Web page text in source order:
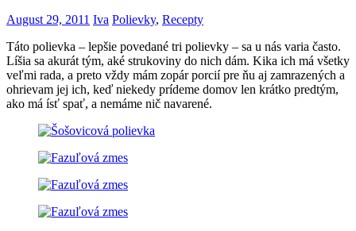
August 29, 2011 Iva Polievky, Recepty
Táto polievka – lepšie povedané tri polievky – sa u nás varia často.
Líšia sa akurát tým, aké strukoviny do nich dám. Kika ich má všetky
veľmi rada, a preto vždy mám zopár porcií pre ňu aj zamrazených a
ohrievam jej ich, keď niekedy prídeme domov len krátko predtým,
ako má ísť spať, a nemáme nič navarené.